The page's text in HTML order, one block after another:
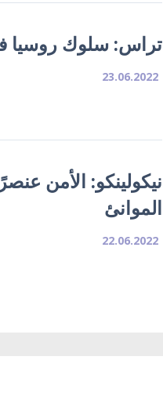
تراس: سلوك روسيا في
23.06.2022
نيكولينكو: الأمن
الموانئ
22.06.2022